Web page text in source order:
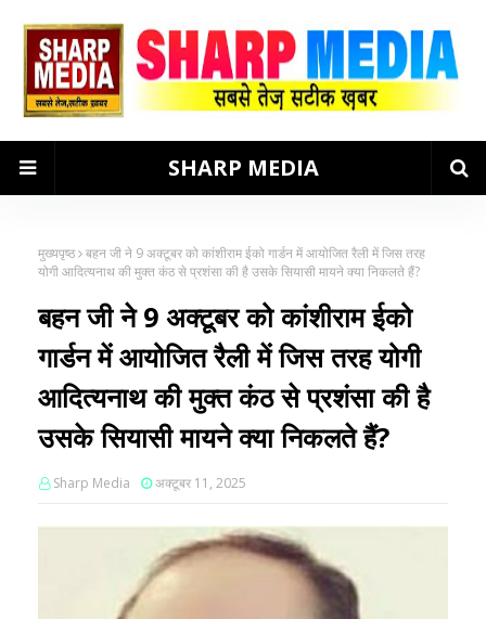
SHARP MEDIA
मुख्यपृष्ठ बहन जी ने 9 अक्टूबर को कांशीराम ईको गार्डन में आयोजित रैली में जिस तरह
योगी आदित्यनाथ की मुक्त कंठ से प्रशंसा की है उसके सियासी मायने क्या निकलते हैं?
बहन जी ने 9 अक्टूबर को कांशीराम ईको
गार्डन में आयोजित रैली में जिस तरह योगी
आदित्यनाथ की मुक्त कंठ से प्रशंसा की है
उसके सियासी मायने क्या निकलते हैं?
Sharp Media अक्टूबर 11, 2025